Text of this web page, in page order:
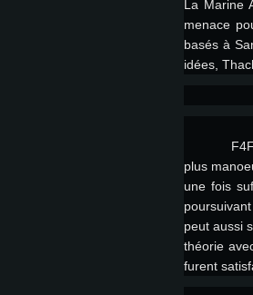
Pour
Minimum
Minimum
Minimum
La Marine
menace
basés à
idées,
plus
une fois
peut aussi
théorie
furent